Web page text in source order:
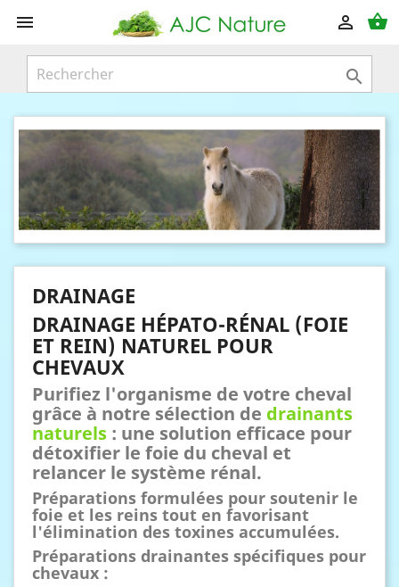
 shopping_basket


DRAINAGE
DRAINAGE HÉPATO-RÉNAL (FOIE
ET REIN) NATUREL POUR
CHEVAUX
Purifiez l'organisme de votre cheval
grâce à notre sélection de drainants
naturels : une solution efficace pour
détoxifier le foie du cheval et
relancer le système rénal.
Préparations formulées pour soutenir le
foie et les reins tout en favorisant
l'élimination des toxines accumulées.
Préparations drainantes spécifiques pour
chevaux :